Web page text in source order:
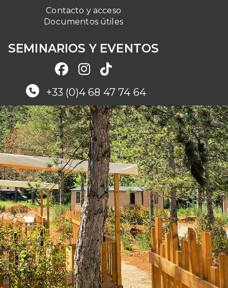
Contacto y acceso
Documentos útiles
SEMINARIOS Y EVENTOS
+33 (0)4 68 47 74 64